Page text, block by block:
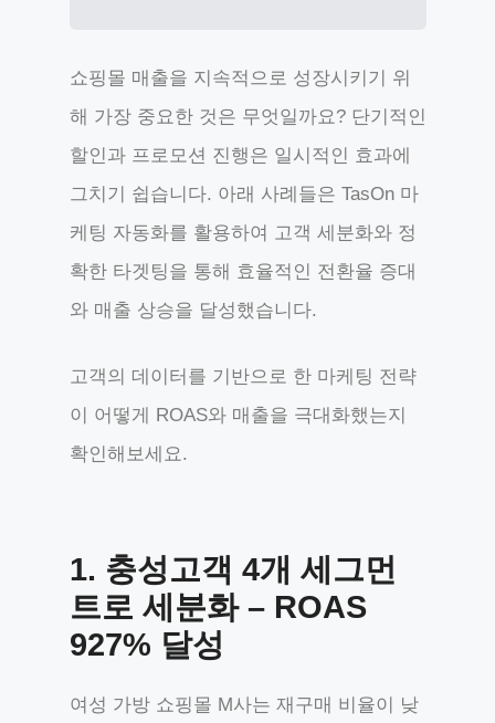
쇼핑몰 매출을 지속적으로 성장시키기 위
해 가장 중요한 것은 무엇일까요? 단기적인
할인과 프로모션 진행은 일시적인 효과에
그치기 쉽습니다. 아래 사례들은 TasOn 마
케팅 자동화를 활용하여 고객 세분화와 정
확한 타겟팅을 통해 효율적인 전환율 증대
와 매출 상승을 달성했습니다.
고객의 데이터를 기반으로 한 마케팅 전략
이 어떻게 ROAS와 매출을 극대화했는지
확인해보세요.
1. 충성고객 4개 세그먼
트로 세분화 – ROAS
927% 달성
여성 가방 쇼핑몰 M사는 재구매 비율이 낮